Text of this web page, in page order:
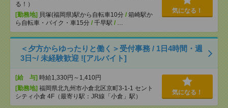
る！）
[勤務地] 貝塚(福岡県)駅から自転車10分 / 箱崎駅か
ら自転車・バイク・車15分 / 千早駅 / …
気になる！
＜夕方からゆったりと働く＞受付事務 / 1日4時間・週
3日~/ 未経験歓迎 ![アルバイト]
[給 与] 時給1,330円～1,410円
[勤務地] 福岡県北九州市小倉北区京町3-1-1 セント
シティ小倉 4F（最寄り駅：JR線「小倉」駅）
気になる！